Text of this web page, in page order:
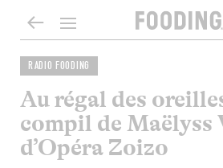
RADIO FOODING
Au régal des
compil de Maëlyss
d’Opéra Zoizo